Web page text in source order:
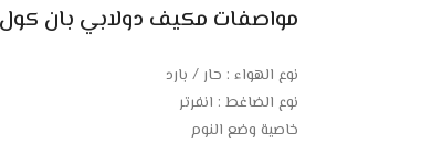
مواصفات مكيف دولابي بان كول 43000 وحده انفرتر – حار /
نوع الهواء : حار / بارد
نوع الضاغط : انفرتر
خاصية وضع النوم